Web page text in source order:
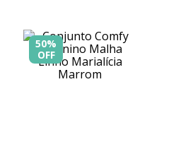
50%
OFF